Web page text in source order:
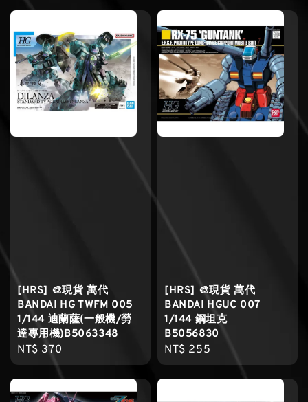
[HRS] 🎨現貨 萬代
BANDAI HG TWFM 005
1/144 迪蘭薩(一般機/勞
達專用機)B5063348
Regular
price
NT$ 370
[HRS] 🎨現貨 萬代
BANDAI HGUC 007
1/144 鋼坦克
B5056830
Regular
price
NT$ 255